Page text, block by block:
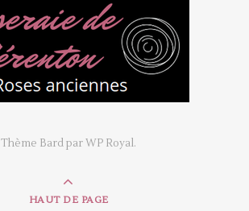
Thème Bard parWP Royal.
HAUT DE PAGE